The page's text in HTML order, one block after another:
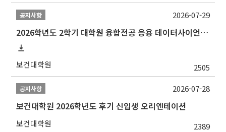
공지사항
2026학년도 2학기 대학원 융합전공 응용 데이터사이언스 선발 계획 알림
보건대학원 2505
2026-07-29
공지사항
보건대학원 2026학년도 후기 신입생 오리엔테이션
보건대학원 2389
2026-07-28